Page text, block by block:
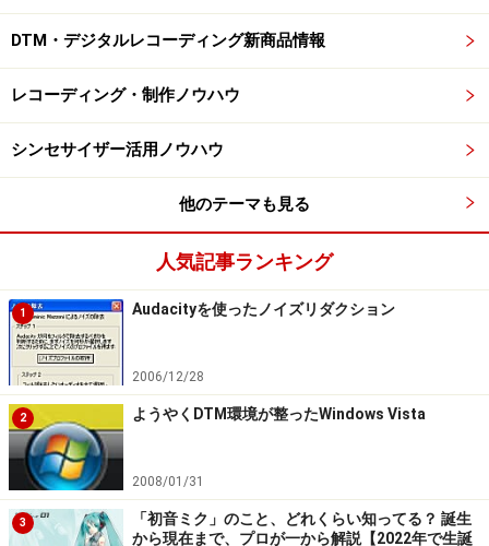
DTM・デジタルレコーディング新商品情報
レコーディング・制作ノウハウ
シンセサイザー活用ノウハウ
他のテーマも見る
人気記事ランキング
1 Audacityを使ったノイズリダクション
2006/12/28
2 ようやくDTM環境が整ったWindows Vista
2008/01/31
3
「初音ミク」のこと、どれくらい知ってる？ 誕生
から現在まで、プロが一から解説【2022年で生誕